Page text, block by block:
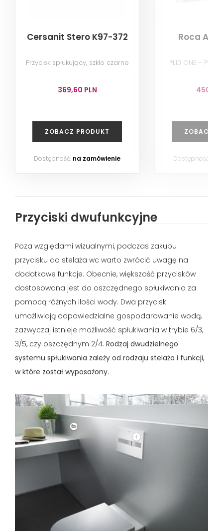
Cersanit Stero K97-372
Przycisk spłukujący, szkło czarne
369,60 PLN
ZOBACZ PRODUKT
Dostępność: na zamówienie
Roca
PL10 ONE -
450,00
ZOBACZ
Dostępność:
Przyciski dwufunkcyjne
Poza względami wizualnymi, podczas zakupu
przycisku do stelaża wc warto zwrócić uwagę na
dodatkowe funkcje. Obecnie, większość przycisków
dostosowana jest do oszczędnego spłukiwania za
pomocą różnych ilości wody. Dwa przyciski
umożliwiają odpowiedzialne gospodarowanie wodą,
zazwyczaj istnieje możliwość spłukiwania w trybie 6/3,
3/5, czy oszczędnym 2/4. Rodzaj dwudzielnego
systemu spłukiwania zależy od rodzaju stelaża i funkcji,
w które został wyposażony.